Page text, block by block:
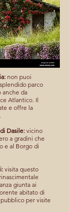
non puoi
parco
anche da
Atlantico. Il
e offre la
Dasile: vicino
a gradini che
e al Borgo di
visita questo
giunta ai
abitato di
per visite